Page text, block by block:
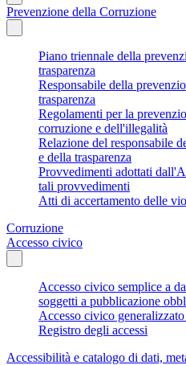
Prevenzione della Corruzione
Piano triennale della
trasparenza
Responsabile della
trasparenza
Regolamenti per la
corruzione e dell'illegalità
Relazione del responsabile
e della trasparenza
Provvedimenti adottati
tali provvedimenti
Atti di accertamento delle
Corruzione
Accesso civico
Accesso civico semplice a
soggetti a pubblicazione
Accesso civico
Registro degli accessi
Accessibilità e catalogo di dati,